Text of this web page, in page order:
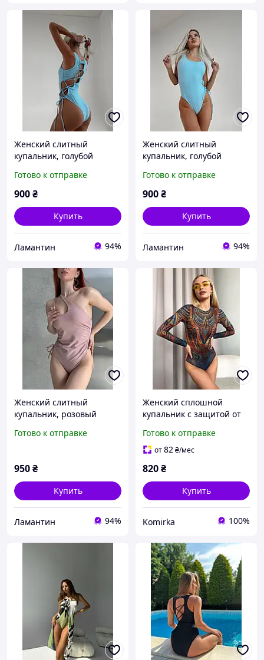
Женский слитный
купальник, голубой
купальник голубого цвета
с вырезом
Готово к отправке
900₴
Купить
Ламантин 94%
Женский слитный
купальник, голубой
купальник голубого цвета
с вырезом
Готово к отправке
900₴
Купить
Ламантин 94%
Женский слитный
купальник, розовый
купальник розового цвета
Готово к отправке
950₴
Купить
Ламантин 94%
Женский сплошной
купальник с защитой от
длинным рукавом в
сеточку и SPF 50 защитой,
женский
Готово к отправке
от82₴/мес
820₴
Купить
Komirka 100%